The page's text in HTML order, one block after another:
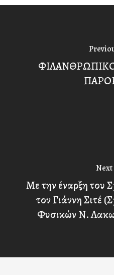
Next
Με την έναρξη του
τον Γιάννη Σιτέ
Φυσικών Ν.